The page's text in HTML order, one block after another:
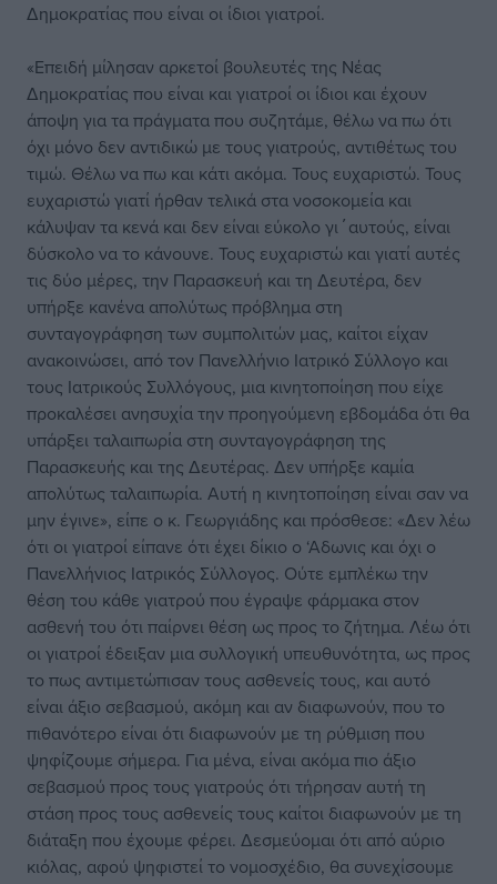
Δημοκρατίας που είναι οι ίδιοι γιατροί.
«Επειδή μίλησαν αρκετοί βουλευτές της Νέας
Δημοκρατίας που είναι και γιατροί οι ίδιοι και έχουν
άποψη για τα πράγματα που συζητάμε, θέλω να πω ότι
όχι μόνο δεν αντιδικώ με τους γιατρούς, αντιθέτως του
τιμώ. Θέλω να πω και κάτι ακόμα. Τους ευχαριστώ. Τους
ευχαριστώ γιατί ήρθαν τελικά στα νοσοκομεία και
κάλυψαν τα κενά και δεν είναι εύκολο γι΄αυτούς, είναι
δύσκολο να το κάνουνε. Τους ευχαριστώ και γιατί αυτές
τις δύο μέρες, την Παρασκευή και τη Δευτέρα, δεν
υπήρξε κανένα απολύτως πρόβλημα στη
συνταγογράφηση των συμπολιτών μας, καίτοι είχαν
ανακοινώσει, από τον Πανελλήνιο Ιατρικό Σύλλογο και
τους Ιατρικούς Συλλόγους, μια κινητοποίηση που είχε
προκαλέσει ανησυχία την προηγούμενη εβδομάδα ότι θα
υπάρξει ταλαιπωρία στη συνταγογράφηση της
Παρασκευής και της Δευτέρας. Δεν υπήρξε καμία
απολύτως ταλαιπωρία. Αυτή η κινητοποίηση είναι σαν να
μην έγινε», είπε ο κ. Γεωργιάδης και πρόσθεσε: «Δεν λέω
ότι οι γιατροί είπανε ότι έχει δίκιο ο ‘Αδωνις και όχι ο
Πανελλήνιος Ιατρικός Σύλλογος. Ούτε εμπλέκω την
θέση του κάθε γιατρού που έγραψε φάρμακα στον
ασθενή του ότι παίρνει θέση ως προς το ζήτημα. Λέω ότι
οι γιατροί έδειξαν μια συλλογική υπευθυνότητα, ως προς
το πως αντιμετώπισαν τους ασθενείς τους, και αυτό
είναι άξιο σεβασμού, ακόμη και αν διαφωνούν, που το
πιθανότερο είναι ότι διαφωνούν με τη ρύθμιση που
ψηφίζουμε σήμερα. Για μένα, είναι ακόμα πιο άξιο
σεβασμού προς τους γιατρούς ότι τήρησαν αυτή τη
στάση προς τους ασθενείς τους καίτοι διαφωνούν με τη
διάταξη που έχουμε φέρει. Δεσμεύομαι ότι από αύριο
κιόλας, αφού ψηφιστεί το νομοσχέδιο, θα συνεχίσουμε